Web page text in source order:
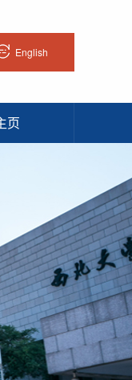
English
页